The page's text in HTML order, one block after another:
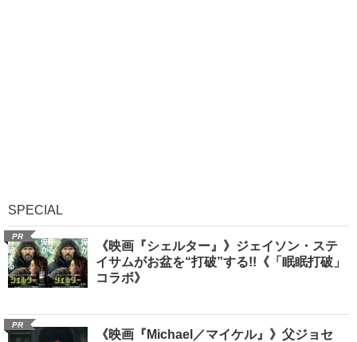
SPECIAL
PR
《映画『シェルター』》ジェイソン・ステ
イサムがお盆を“打破”する!!《「眠眠打破」
コラボ》
PR
《映画『Michael／マイケル』》父ジョセ